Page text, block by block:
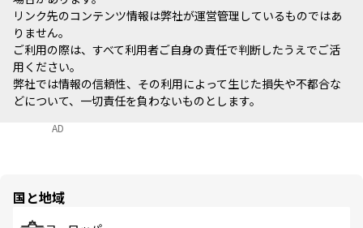
リンク先のコンテンツ情報は弊社が運営管理しているものではあ
りません。
ご利用の際は、すべて利用者ご自身の責任で判断したうえでご活
用ください。
弊社では情報の信頼性、その利用によって生じた損失や不都合な
どについて、一切責任を負わないものとします。
AD
国と地域